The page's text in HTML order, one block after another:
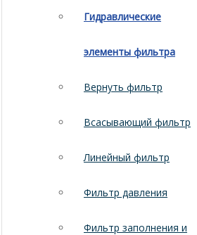
Гидравлические
элементы фильтра
Вернуть фильтр
Всасывающий фильтр
Линейный фильтр
Фильтр давления
Фильтр заполнения и